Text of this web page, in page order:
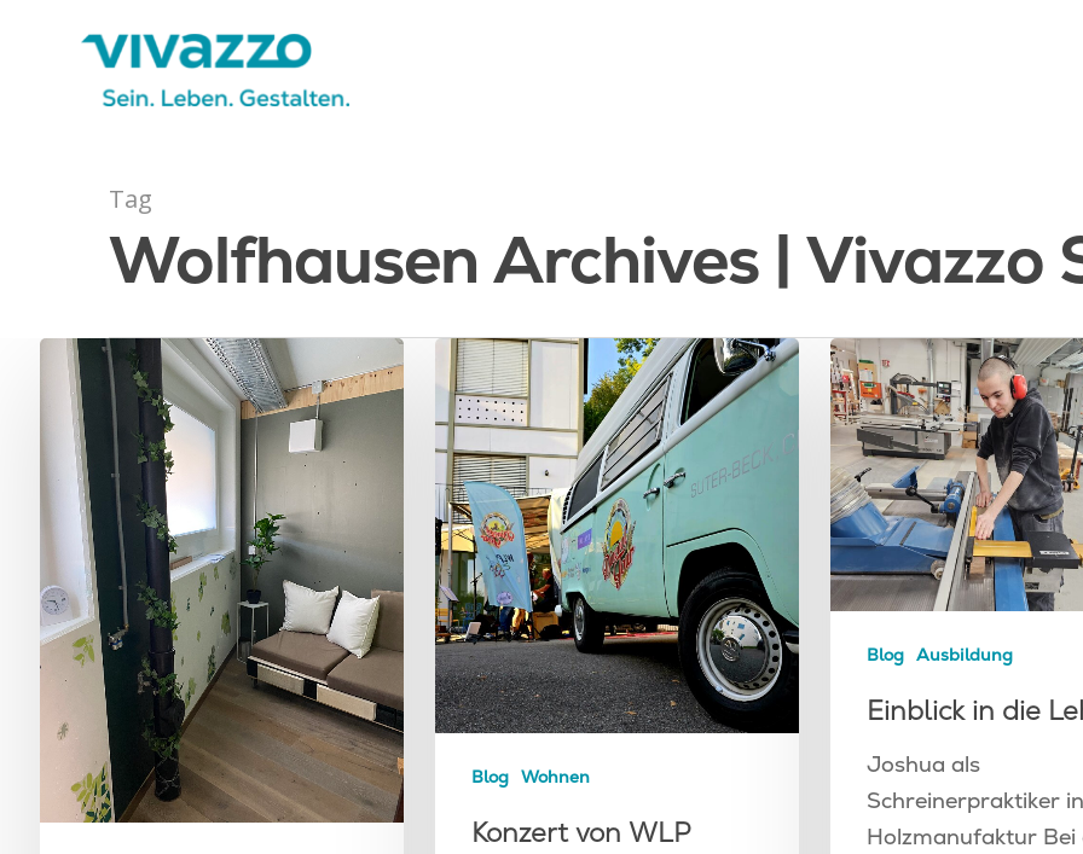
Drücken Sie auf die Enter-Taste um mit der Suche zu beginnen
Tag
Wolfhausen Archives | Vivazzo
Blog Wohnen
Konzert von WLP
Blog Ausbildung
Einblick in die
Joshua als
Schreinerpraktiker
Holzmanufaktur Bei